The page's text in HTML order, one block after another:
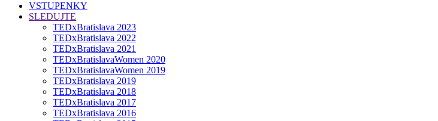
VSTUPENKY
SLEDUJTE
TEDxBratislava 2023
TEDxBratislava 2022
TEDxBratislava 2021
TEDxBratislavaWomen 2020
TEDxBratislavaWomen 2019
TEDxBratislava 2019
TEDxBratislava 2018
TEDxBratislava 2017
TEDxBratislava 2016